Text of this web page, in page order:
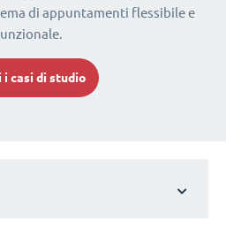
di appuntamenti flessibile e
i casi di studio